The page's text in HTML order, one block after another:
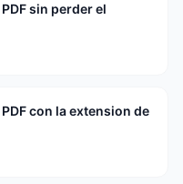
sin perder el
con la extension de